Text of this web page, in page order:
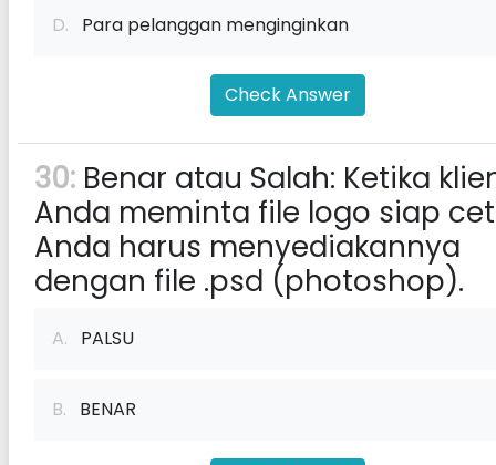
D. Para pelanggan menginginkan
Check Answer
30: Benar atau Salah: Ketika
Anda meminta file logo siap
Anda harus menyediakannya
dengan file .psd (photoshop).
A. PALSU
B. BENAR